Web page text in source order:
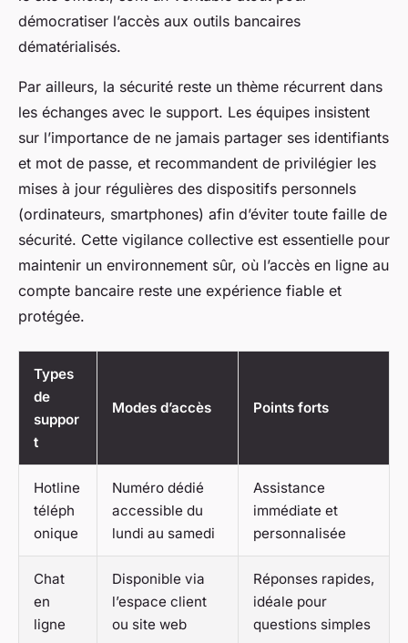
démocratiser l’accès aux outils bancaires
dématérialisés.
Par ailleurs, la sécurité reste un thème récurrent dans
les échanges avec le support. Les équipes insistent
sur l’importance de ne jamais partager ses identifiants
et mot de passe, et recommandent de privilégier les
mises à jour régulières des dispositifs personnels
(ordinateurs, smartphones) afin d’éviter toute faille de
sécurité. Cette vigilance collective est essentielle pour
maintenir un environnement sûr, où l’accès en ligne au
compte bancaire reste une expérience fiable et
protégée.
Types
de
suppor
t
Modes d’accès Points forts
Hotline
téléph
onique
Numéro dédié
accessible du
lundi au samedi
Assistance
immédiate et
personnalisée
Chat
en
ligne
Disponible via
l’espace client
ou site web
Réponses rapides,
idéale pour
questions simples